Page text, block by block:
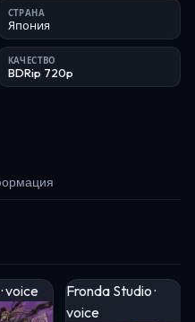
СТРАНА
Япония
КАЧЕСТВО
BDRip 720p
voice
Fronda Studio ·
voice